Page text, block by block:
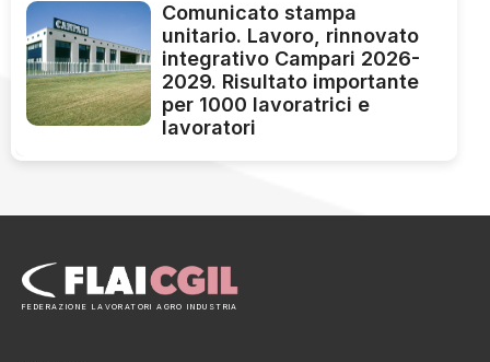
Comunicato stampa
unitario. Lavoro, rinnovato
integrativo Campari 2026-
2029. Risultato importante
per 1000 lavoratrici e
lavoratori
FEDERAZIONE LAVORATORI AGRO INDUSTRIA